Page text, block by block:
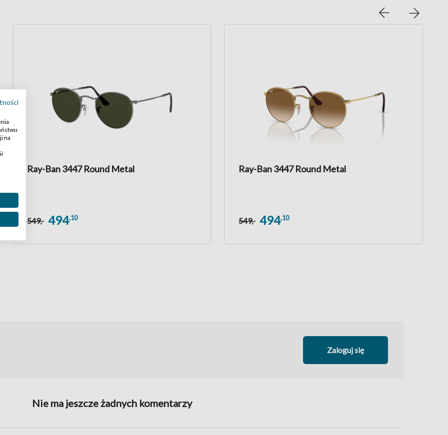
Ray-Ban 3447 Round Metal
549,- 494,10
Ray-Ban 3447 Round Metal
549,- 494,10
Zaloguj się
Nie ma jeszcze żadnych komentarzy
na